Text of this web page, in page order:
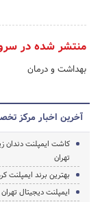
منتشر شده در
بهداشت و درمان
آخرین اخبار مرکز
کاشت ایمپلنت
تهران
بهترین برند
ایمپلنت دیجیتال